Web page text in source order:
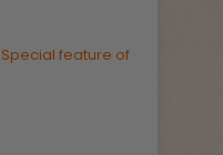
feature of